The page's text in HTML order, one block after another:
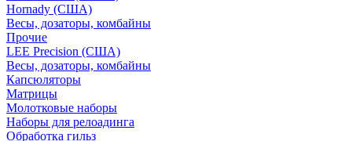
Hornady (США)
Весы, дозаторы, комбайны
Прочие
LEE Precision (США)
Весы, дозаторы, комбайны
Капсюляторы
Матрицы
Молотковые наборы
Наборы для релоадинга
Обработка гильз